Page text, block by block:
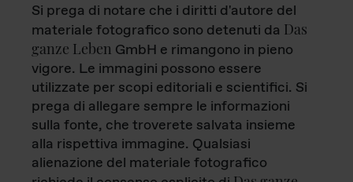
Si prega di notare che i diritti d'autore del
materiale fotografico sono detenuti da Das
ganze Leben GmbH e rimangono in pieno
vigore. Le immagini possono essere
utilizzate per scopi editoriali e scientifici. Si
prega di allegare sempre le informazioni
sulla fonte, che troverete salvata insieme
alla rispettiva immagine. Qualsiasi
alienazione del materiale fotografico